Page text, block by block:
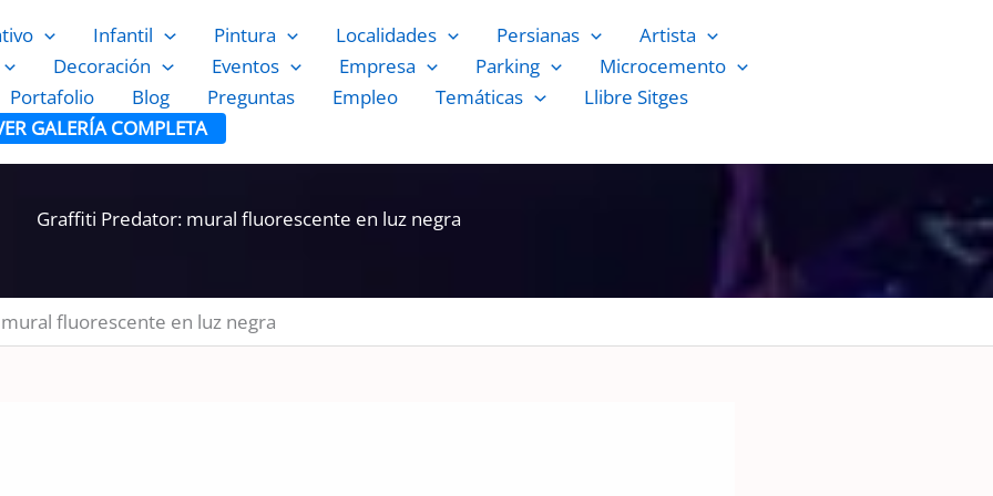
Infantil Pintura Localidades Persianas
Artista
Decoración Eventos Empresa Parking
Microcemento
Portafolio Blog Preguntas Empleo Temáticas
Llibre Sitges
GALERÍA COMPLETA
Graffiti Predator: mural fluorescente en luz negra
fluorescente en luz negra